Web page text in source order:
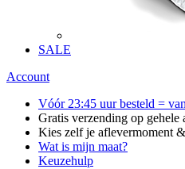
SALE
Account
Vóór 23:45 uur besteld =
Gratis verzending op gehele
Kies zelf je aflevermoment
Wat is mijn maat?
Keuzehulp